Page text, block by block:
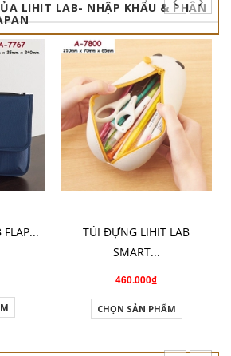
LIHIT LAB- NHẬP KHẨU & PHÂN
FLAP...
TÚI ĐỰNG LIHIT LAB
SMART...
460.000₫
CHỌN SẢN PHẨM